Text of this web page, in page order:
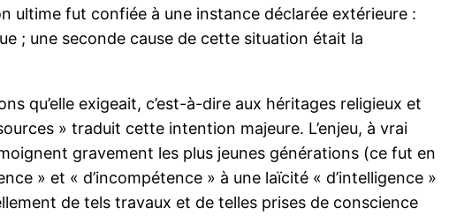
ultime fut confiée à une instance déclarée extérieure :
; une seconde cause de cette situation était la
qu’elle exigeait, c’est-à-dire aux héritages religieux et
» traduit cette intention majeure. L’enjeu, à vrai
gravement les plus jeunes générations (ce fut en
» et « d’incompétence » à une laïcité « d’intelligence »
de tels travaux et de telles prises de conscience